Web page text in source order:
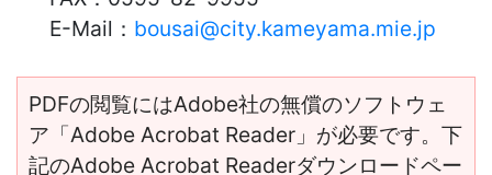
E-Mail： bousai@city.kameyama.mie.jp
PDFの閲覧にはAdobe社の無償のソフトウェ
ア「Adobe Acrobat Reader」が必要です。下
記のAdobe Acrobat Readerダウンロードペー